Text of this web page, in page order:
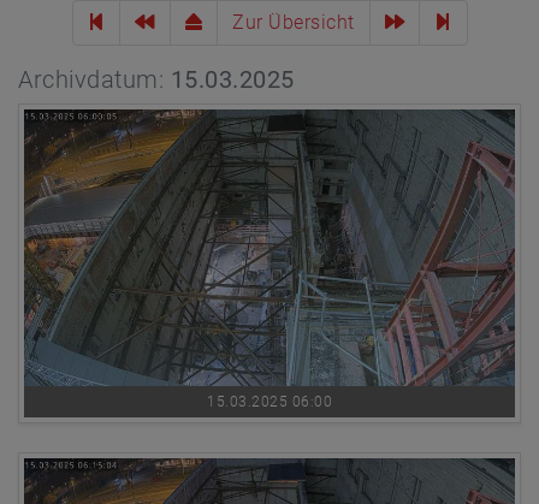
Zur Übersicht
Archivdatum: 15.03.2025
15.03.2025 06:00